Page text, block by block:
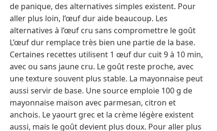
de panique, des alternatives simples existent. Pour
aller plus loin, l’œuf dur aide beaucoup. Les
alternatives à l’œuf cru sans compromettre le goût
L’œuf dur remplace très bien une partie de la base.
Certaines recettes utilisent 1 œuf dur cuit 9 à 10 min,
avec ou sans jaune cru. Le goût reste proche, avec
une texture souvent plus stable. La mayonnaise peut
aussi servir de base. Une source emploie 100 g de
mayonnaise maison avec parmesan, citron et
anchois. Le yaourt grec et la crème légère existent
aussi, mais le goût devient plus doux. Pour aller plus